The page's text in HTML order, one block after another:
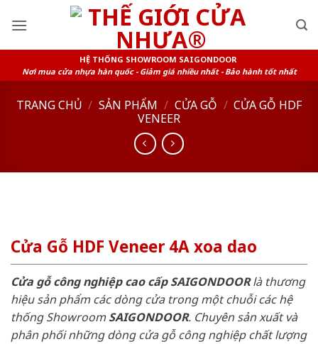
HỆ THỐNG SHOWROOM SAIGONDOOR
Nơi mua cửa nhựa hàn quốc - Giảm giá nhiều nhất - Bảo hành tốt nhất
TRANG CHỦ / SẢN PHẨM / CỬA GỖ / CỬA GỖ HDF
VENEER
Cửa Gỗ HDF Veneer 4A xoa dao
Cửa gỗ công nghiệp cao cấp SAIGONDOORlà thương
hiệu sản phẩm các dòng cửa trong một chuỗi các hệ
thống ShowroomSAIGONDOOR. Chuyên sản xuất và
phân phối những dòng cửa gỗ công nghiệp chất lượng